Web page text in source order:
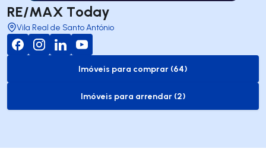
RE/MAX Today
Vila Real de Santo António
to-buy-listing
Imóveis para comprar (64)
to-rent-listing
Imóveis para arrendar (2)